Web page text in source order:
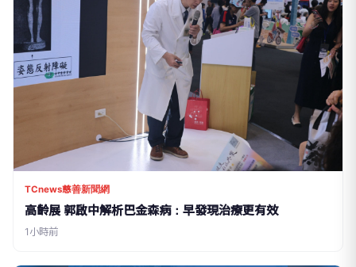
TCnews慈善新聞網
高齡展 郭啟中解析巴金森病：早發現治療更有效
1小時前